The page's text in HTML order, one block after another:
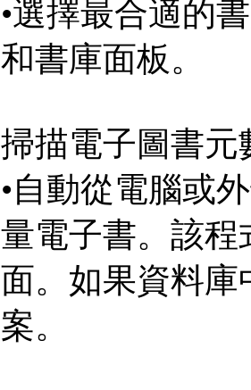
•選擇最合適的
和書庫面板。
掃描電子圖書元
•自動從電腦或
量電子書。該程
面。如果資料
案。